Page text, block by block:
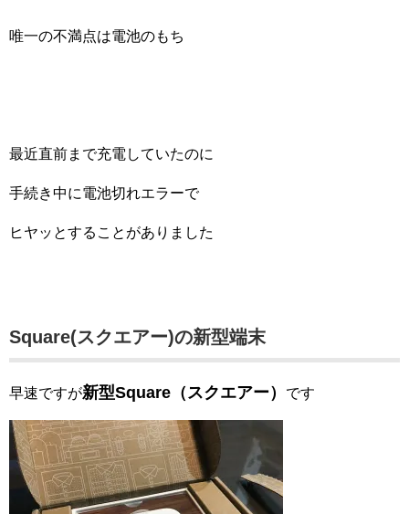
唯一の不満点は電池のもち
最近直前まで充電していたのに
手続き中に電池切れエラーで
ヒヤッとすることがありました
Square(スクエアー)の新型端末
早速ですが新型Square（スクエアー） です